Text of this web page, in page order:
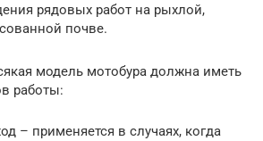
рядовых работ на рыхлой,
почве.
модель мотобура должна иметь
работы:
– применяется в случаях, когда